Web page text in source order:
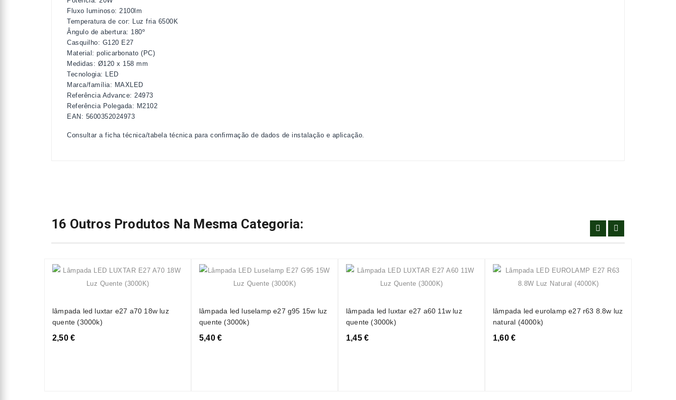
Fluxo luminoso: 2100lm
Temperatura de cor: Luz fria 6500K
Ângulo de abertura: 180º
Casquilho: G120 E27
Material: policarbonato (PC)
Medidas: Ø120 x 158 mm
Tecnologia: LED
Marca/família: MAXLED
Referência Advance: 24973
Referência Polegada: M2102
EAN: 5600352024973
Consultar a ficha técnica/tabela técnica para confirmação de dados de instalação e aplicação.
16 Outros Produtos Na Mesma Categoria:
lâmpada led luxtar e27 a70 18w luz
quente (3000k)
2,50 €
lâmpada led luselamp e27 g95 15w luz
quente (3000k)
5,40 €
lâmpada led luxtar e27 a60 11w luz
quente (3000k)
1,45 €
lâmpada led eurolamp e27 r63 8.8w luz
natural (4000k)
1,60 €